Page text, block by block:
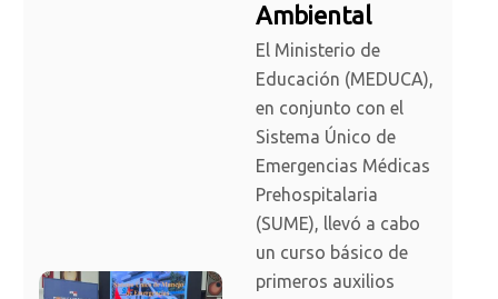
Ambiental
El Ministerio de
Educación (MEDUCA),
en conjunto con el
Sistema Único de
Emergencias Médicas
Prehospitalaria
(SUME), llevó a cabo
un curso básico de
primeros auxilios